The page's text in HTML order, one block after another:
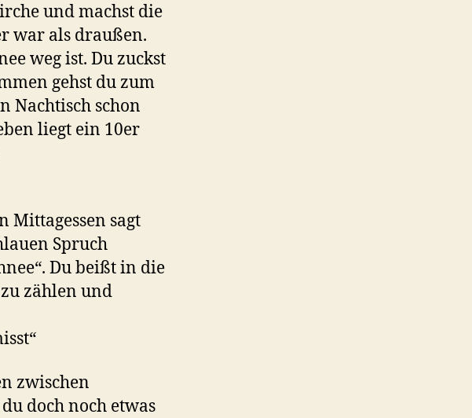
und machst die
war als draußen.
weg ist. Du zuckst
gehst du zum
Nachtisch schon
liegt ein 10er
Mittagessen sagt
Spruch
Du beißt in die
zählen und
zwischen
doch noch etwas